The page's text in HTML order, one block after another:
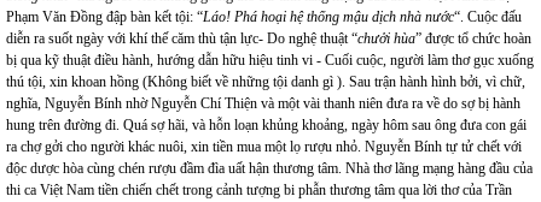
Phạm Văn Đồng đập bàn kết tội: “Láo! Phá hoại hệ thống mậu dịch nhà nước“. Cuộc đấu
diễn ra suốt ngày với khí thế căm thù tận lực- Do nghệ thuật “chưởi hùa” được tổ chức hoàn
bị qua kỹ thuật điều hành, hướng dẫn hữu hiệu tinh vi - Cuối cuộc, người làm thơ gục xuống
thú tội, xin khoan hồng (Không biết về những tội danh gì ). Sau trận hành hình bởi, vì chữ,
nghĩa, Nguyễn Bính nhờ Nguyễn Chí Thiện và một vài thanh niên đưa ra về do sợ bị hành
hung trên đường đi. Quá sợ hãi, và hỗn loạn khủng khoảng, ngày hôm sau ông đưa con gái
ra chợ gởi cho người khác nuôi, xin tiền mua một lọ rượu nhỏ. Nguyễn Bính tự tử chết với
độc dược hòa cùng chén rượu đầm đìa uất hận thương tâm. Nhà thơ lãng mạng hàng đầu của
thi ca Việt Nam tiền chiến chết trong cảnh tượng bi phẫn thương tâm qua lời thơ của Trần